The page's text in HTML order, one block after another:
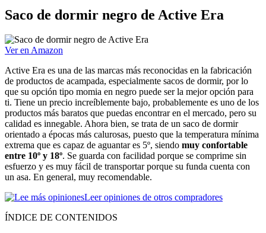
Saco de dormir negro de Active Era
Ver en Amazon
Active Era es una de las marcas más reconocidas en la fabricación
de productos de acampada, especialmente sacos de dormir, por lo
que su opción tipo momia en negro puede ser la mejor opción para
ti. Tiene un precio increíblemente bajo, probablemente es uno de los
productos más baratos que puedas encontrar en el mercado, pero su
calidad es innegable. Ahora bien, se trata de un saco de dormir
orientado a épocas más calurosas, puesto que la temperatura mínima
extrema que es capaz de aguantar es 5º, siendo muy confortable
entre 10º y 18º. Se guarda con facilidad porque se comprime sin
esfuerzo y es muy fácil de transportar porque su funda cuenta con
un asa. En general, muy recomendable.
Leer opiniones de otros compradores
ÍNDICE DE CONTENIDOS